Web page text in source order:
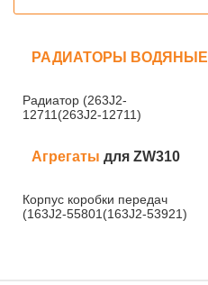
РАДИАТОРЫ ВОДЯНЫЕ
Радиатор (263J2-
12711(263J2-12711)
Агрегаты для ZW310
Корпус коробки передач
(163J2-55801(163J2-53921)